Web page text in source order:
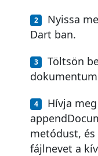
Nyissa
Dart ban.
Töltsön
Hívja
metódust,
fájlnevet a